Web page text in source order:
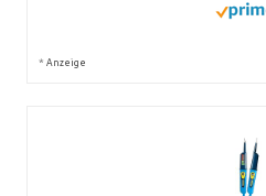
* Anzeige